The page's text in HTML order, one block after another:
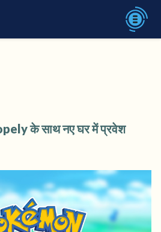
के साथ नए घर में प्रवेश